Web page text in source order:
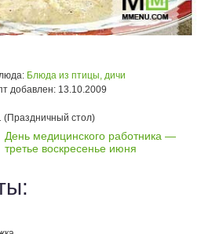
Блюда из птицы, дичи
добавлен: 13.10.2009
(Праздничный стол)
День медицинского работника —
третье воскресенье июня